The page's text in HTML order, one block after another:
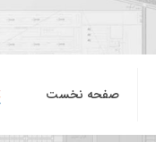
صفحه نخست